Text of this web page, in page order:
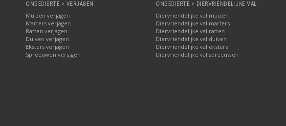
ONGEDIERTE > VERJAGEN
Muizen verjagen
Marters verjagen
Ratten verjagen
Duiven verjagen
Eksters verjagen
Spreeuwen verjagen
ONGEDIERTE > DIERVRIENDELIJKE VAL
Diervriendelijke val muizen
Diervriendelijke val marters
Diervriendelijke val ratten
Diervriendelijke val duiven
Diervriendelijke val eksters
Diervriendelijke val spreeuwen